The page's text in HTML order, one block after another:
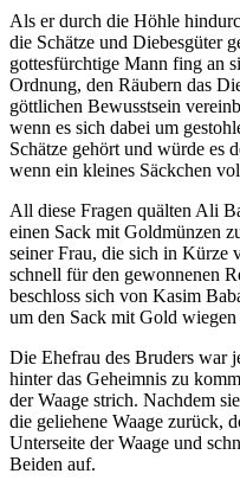
Als er durch die Höhle
die Schätze und Diebesgüter
gottesfürchtige Mann fing an
Ordnung, den Räubern das
göttlichen Bewusstsein
wenn es sich dabei um
Schätze gehört und würde es
wenn ein kleines Säckchen
All diese Fragen quälten Ali
einen Sack mit Goldmünzen
seiner Frau, die sich in Kürze
schnell für den gewonnenen
beschloss sich von Kasim
um den Sack mit Gold
Die Ehefrau des Bruders war
hinter das Geheimnis zu
der Waage strich. Nachdem
die geliehene Waage zurück,
Unterseite der Waage und
Beiden auf.